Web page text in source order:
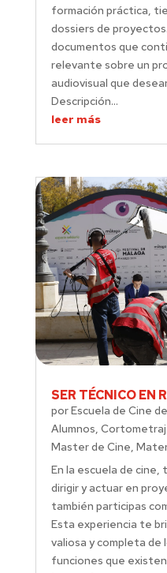
formación práctica,
dossiers de
documentos que
relevante sobre un
audiovisual que
Descripción...
leer más
SER TÉCNICO EN
porEscuela de Cine
Alumnos,
Master de Cine,
En la escuela de
dirigir y actuar en
también participas
Esta experiencia te
valiosa y completa
funciones que existen